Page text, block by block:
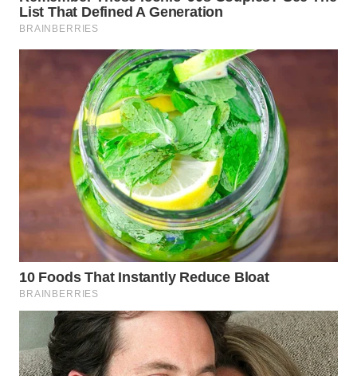
KRT
NEWS
NEWS
JURNAL
MARITIM
HUMBANG
GARONGGANG
NEWS
FISUELRI
ID